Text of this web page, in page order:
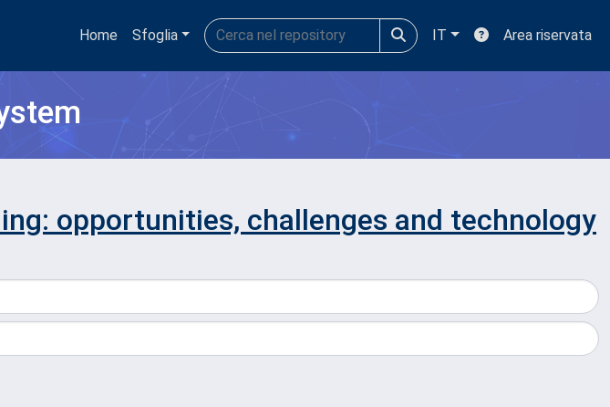
Home Sfoglia IT Area riservata
opportunities, challenges and technology